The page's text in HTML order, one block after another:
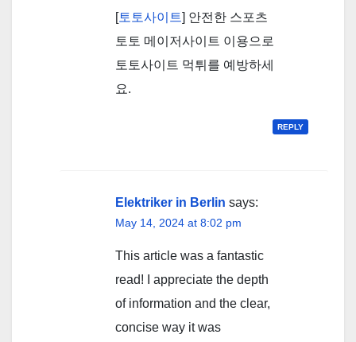
[토토사이트] 안전한 스포츠
토토 메이저사이트 이용으로
토토사이트 먹튀를 예방하세
요.
REPLY
Elektriker in Berlin says:
May 14, 2024 at 8:02 pm
This article was a fantastic
read! I appreciate the depth
of information and the clear,
concise way it was